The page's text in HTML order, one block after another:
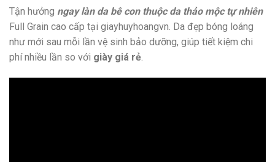
Tận hưởng ngay làn da bê con thuộc da thảo mộc tự nhiên
Full Grain cao cấp tại giayhuyhoangvn. Da đẹp bóng loáng
như mới sau mỗi lần vệ sinh bảo dưỡng, giúp tiết kiệm chi
phí nhiều lần so với giày giá rẻ.